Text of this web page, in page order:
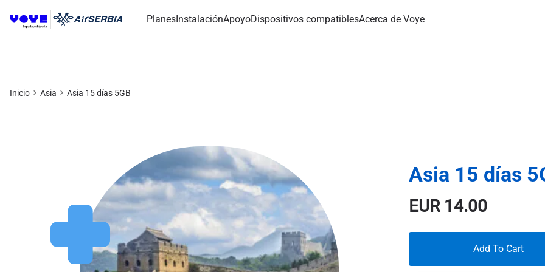
PlanesInstalaciónApoyoDispositivos compatiblesAcerca de Voye
Inicio Asia Asia 15 días 5GB
Asia 15 días
EUR14.00
Add To Cart